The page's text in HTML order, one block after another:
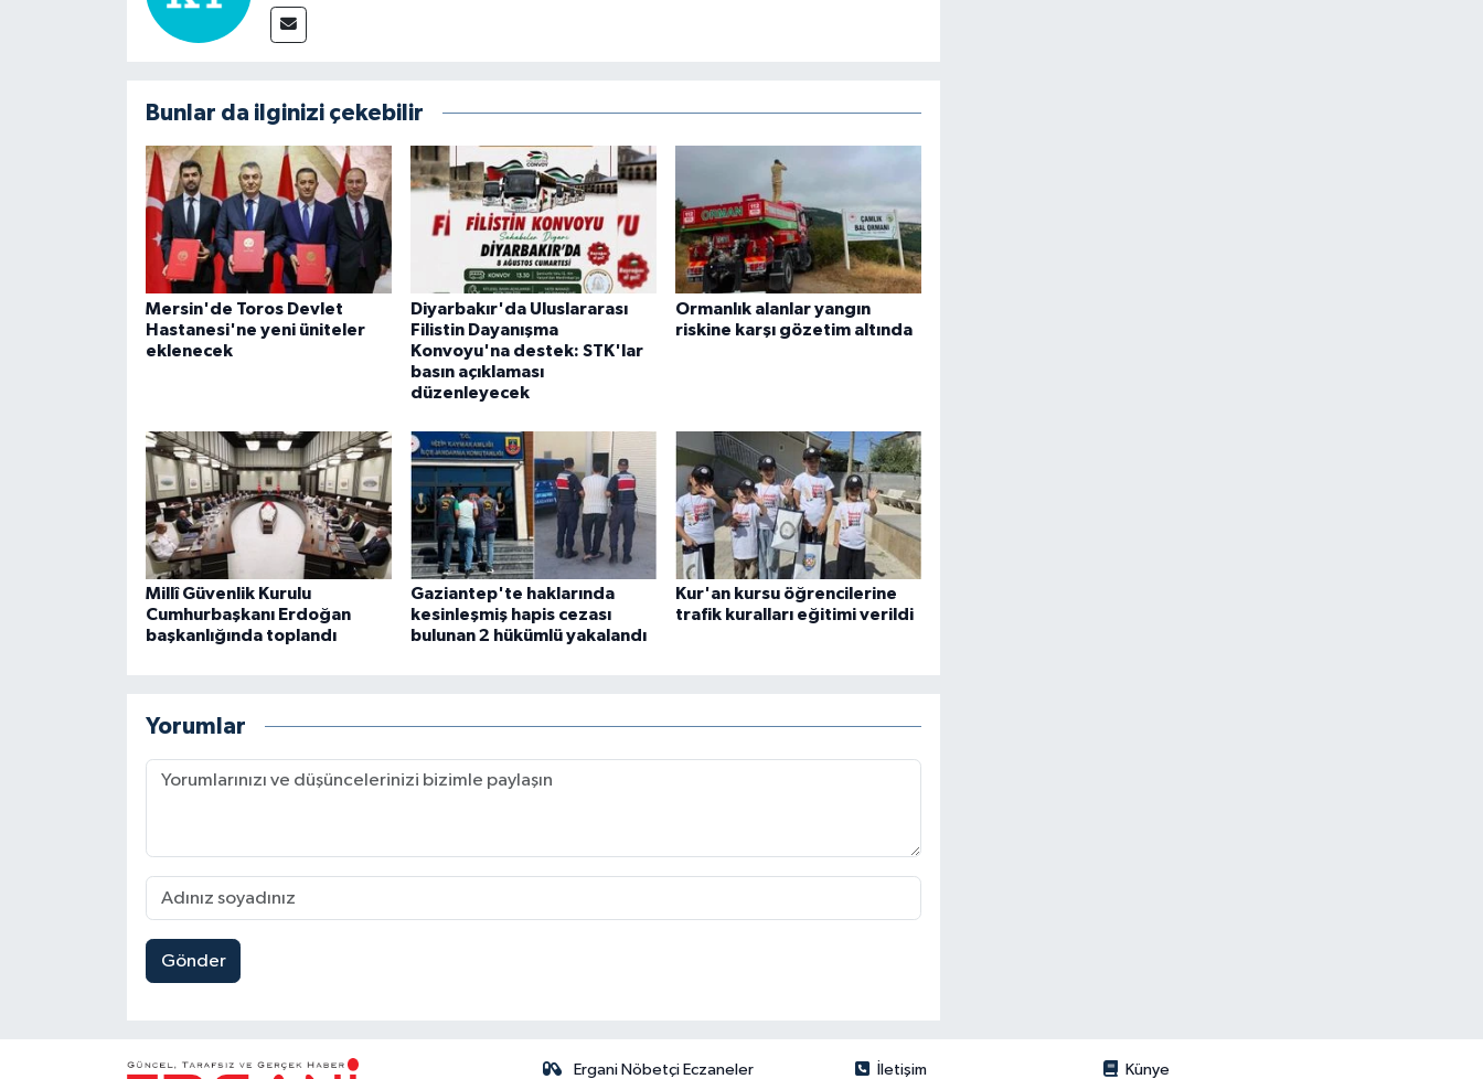
Bunlar da ilginizi çekebilir
Mersin'de Toros Devlet
Hastanesi'ne yeni üniteler
eklenecek
Diyarbakır'da Uluslararası
Filistin Dayanışma
Konvoyu'na destek: STK'lar
basın açıklaması
düzenleyecek
Ormanlık alanlar yangın
riskine karşı gözetim altında
Millî Güvenlik Kurulu
Cumhurbaşkanı Erdoğan
başkanlığında toplandı
Gaziantep'te haklarında
kesinleşmiş hapis cezası
bulunan 2 hükümlü yakalandı
Kur'an kursu öğrencilerine
trafik kuralları eğitimi verildi
Yorumlar
Gönder
Ergani Nöbetçi Eczaneler İletişim Künye